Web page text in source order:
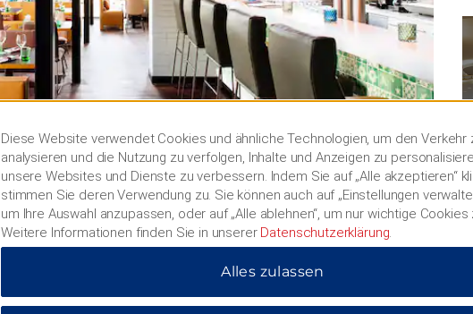
Diese Website verwendet Cookies und ähnliche Technologien, um den Verkehr
analysieren und die Nutzung zu verfolgen, Inhalte und Anzeigen zu
unsere Websites und Dienste zu verbessern. Indem Sie auf „Alle akzeptieren“
stimmen Sie deren Verwendung zu. Sie können auch auf „Einstellungen
um Ihre Auswahl anzupassen, oder auf „Alle ablehnen“, um nur wichtige
Weitere Informationen finden Sie in unserer Datenschutzerklärung.
Alles zulassen